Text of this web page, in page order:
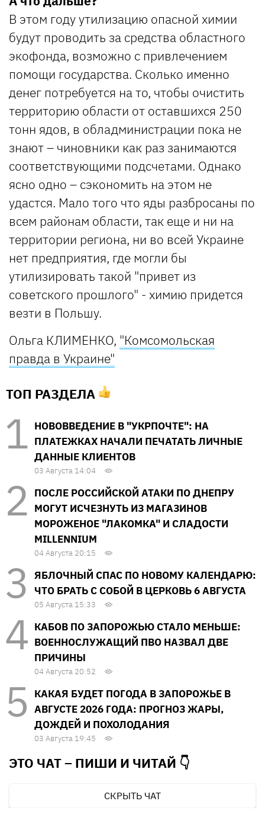
В этом году утилизацию опасной химии
будут проводить за средства областного
экофонда, возможно с привлечением
помощи государства. Сколько именно
денег потребуется на то, чтобы очистить
территорию области от оставшихся 250
тонн ядов, в обладминистрации пока не
знают – чиновники как раз занимаются
соответствующими подсчетами. Однако
ясно одно – сэкономить на этом не
удастся. Мало того что яды разбросаны по
всем районам области, так еще и ни на
территории региона, ни во всей Украине
нет предприятия, где могли бы
утилизировать такой "привет из
советского прошлого" - химию придется
везти в Польшу.
Ольга КЛИМЕНКО, "Комсомольская
правда в Украине"
ТОП РАЗДЕЛА
НОВОВВЕДЕНИЕ В "УКРПОЧТЕ": НА
ПЛАТЕЖКАХ НАЧАЛИ ПЕЧАТАТЬ ЛИЧНЫЕ
ДАННЫЕ КЛИЕНТОВ
03 Августа 14:04
ПОСЛЕ РОССИЙСКОЙ АТАКИ ПО ДНЕПРУ
МОГУТ ИСЧЕЗНУТЬ ИЗ МАГАЗИНОВ
МОРОЖЕНОЕ "ЛАКОМКА" И СЛАДОСТИ
MILLENNIUM
04 Августа 20:15
ЯБЛОЧНЫЙ СПАС ПО НОВОМУ КАЛЕНДАРЮ:
ЧТО БРАТЬ С СОБОЙ В ЦЕРКОВЬ 6 АВГУСТА
05 Августа 15:33
КАБОВ ПО ЗАПОРОЖЬЮ СТАЛО МЕНЬШЕ:
ВОЕННОСЛУЖАЩИЙ ПВО НАЗВАЛ ДВЕ
ПРИЧИНЫ
04 Августа 20:52
КАКАЯ БУДЕТ ПОГОДА В ЗАПОРОЖЬЕ В
АВГУСТЕ 2026 ГОДА: ПРОГНОЗ ЖАРЫ,
ДОЖДЕЙ И ПОХОЛОДАНИЯ
03 Августа 19:45
ЭТО ЧАТ – ПИШИ И ЧИТАЙ 👇
СКРЫТЬ ЧАТ